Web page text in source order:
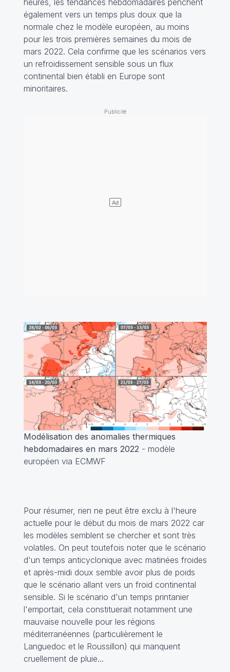
heures, les tendances hebdomadaires penchent
également vers un temps plus doux que la
normale chez le modèle européen, au moins
pour les trois premières semaines du mois de
mars 2022. Cela confirme que les scénarios vers
un refroidissement sensible sous un flux
continental bien établi en Europe sont
minoritaires.
Modélisation des anomalies thermiques
hebdomadaires en mars 2022 - modèle
européen via ECMWF
Pour résumer, rien ne peut être exclu à l'heure
actuelle pour le début du mois de mars 2022 car
les modèles semblent se chercher et sont très
volatiles. On peut toutefois noter que le scénario
d'un temps anticyclonique avec matinées froides
et après-midi doux semble avoir plus de poids
que le scénario allant vers un froid continental
sensible. Si le scénario d'un temps printanier
l'emportait, cela constituerait notamment une
mauvaise nouvelle pour les régions
méditerranéennes (particulièrement le
Languedoc et le Roussillon) qui manquent
cruellement de pluie...